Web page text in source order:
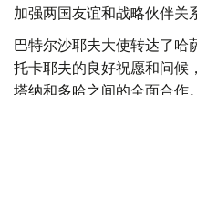
加强两国友谊和战略伙伴关
巴特尔沙耶夫大使转达了哈
托卡耶夫的良好祝愿和问候
塔纳和多哈之间的全面合作。